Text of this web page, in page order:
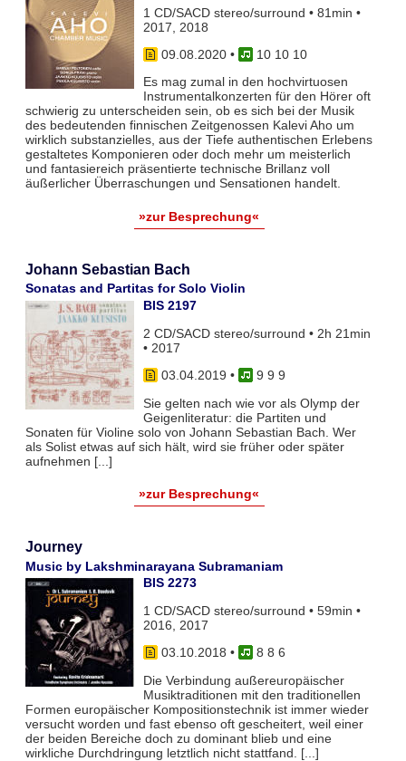
1 CD/SACD stereo/surround • 81min •
2017, 2018
09.08.2020•
10 10 10
Es mag zumal in den hochvirtuosen
Instrumentalkonzerten für den Hörer oft
schwierig zu unterscheiden sein, ob es sich bei der Musik
des bedeutenden finnischen Zeitgenossen Kalevi Aho um
wirklich substanzielles, aus der Tiefe authentischen Erlebens
gestaltetes Komponieren oder doch mehr um meisterlich
und fantasiereich präsentierte technische Brillanz voll
äußerlicher Überraschungen und Sensationen handelt.
»zur Besprechung«
Johann Sebastian Bach
Sonatas and Partitas for Solo Violin
BIS 2197
2 CD/SACD stereo/surround • 2h 21min
• 2017
03.04.2019 •
9 9 9
Sie gelten nach wie vor als Olymp der
Geigenliteratur: die Partiten und
Sonaten für Violine solo von Johann Sebastian Bach. Wer
als Solist etwas auf sich hält, wird sie früher oder später
aufnehmen [...]
»zur Besprechung«
Journey
Music by Lakshminarayana Subramaniam
BIS 2273
1 CD/SACD stereo/surround • 59min •
2016, 2017
03.10.2018 •
8 8 6
Die Verbindung außereuropäischer
Musiktraditionen mit den traditionellen
Formen europäischer Kompositionstechnik ist immer wieder
versucht worden und fast ebenso oft gescheitert, weil einer
der beiden Bereiche doch zu dominant blieb und eine
wirkliche Durchdringung letztlich nicht stattfand. [...]